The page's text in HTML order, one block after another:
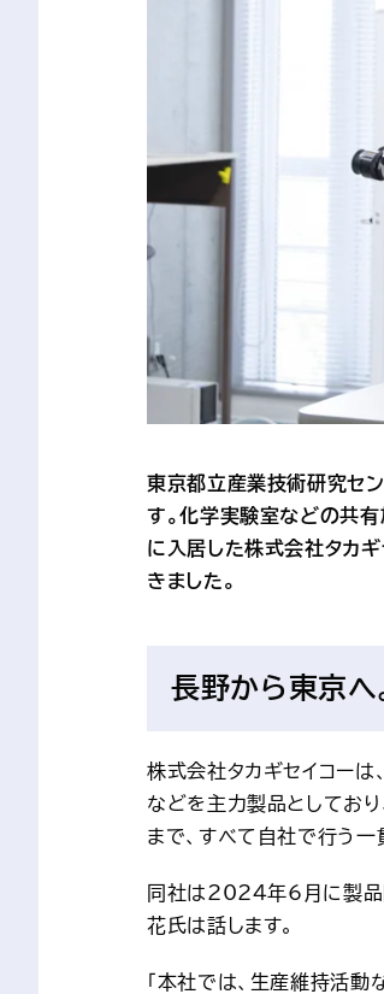
東京都立産業技術研究セン
す。化学実験室などの共
に入居した株式会社タカ
きました。
長野から東京
株式会社タカギセイコー
などを主力製品としてお
まで、すべて自社で行う一
同社は2024年6月に製品
花氏は話します。
「本社では、生産維持活